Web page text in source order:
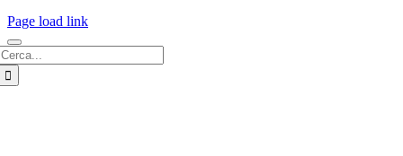
Page load link